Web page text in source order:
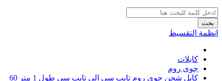
بحث
انظمة التقسيط
كابلات
جوى روم
كابل شحن جوى روم تايب سى الى تايب سى طول 1 متر 60